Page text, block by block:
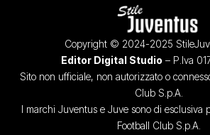
Copyright © 2024-2025
Editor Digital Studio – P.Iva
Sito non ufficiale, non autorizzato o
Club S.p.A.
I marchi Juventus e Juve sono di esclusiva
Football Club S.p.A.